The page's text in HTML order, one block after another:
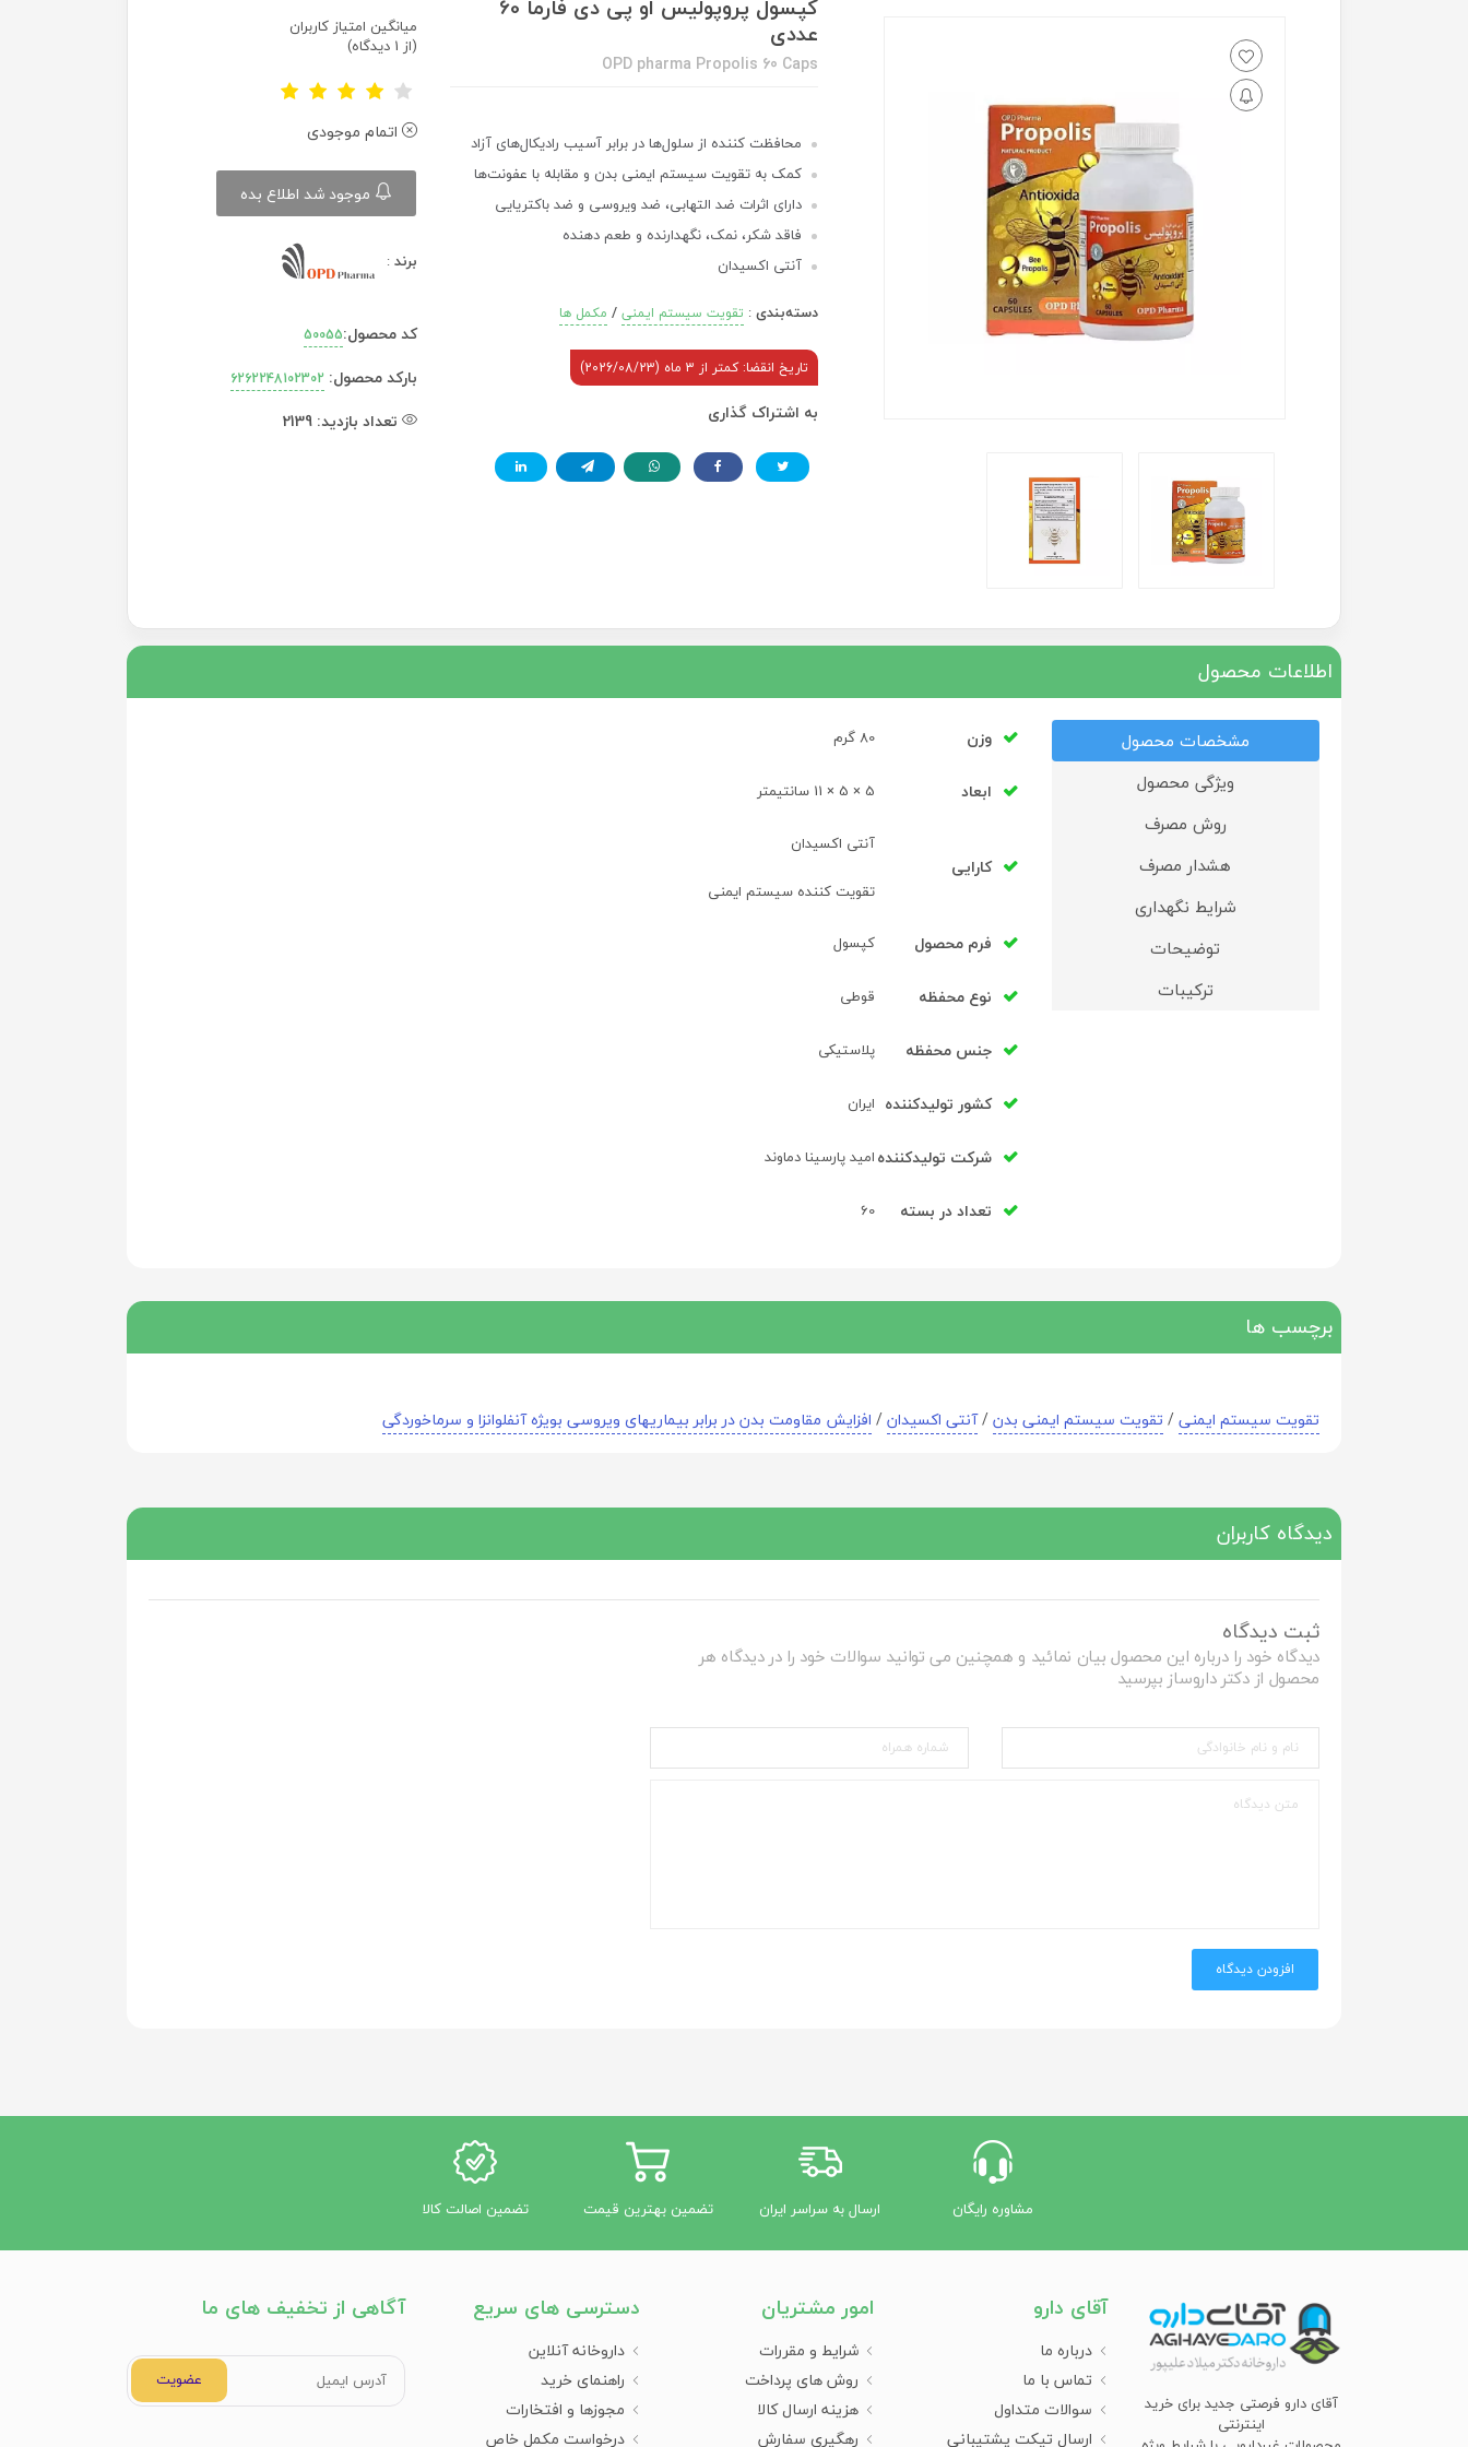
کپسول پروپولیس او پی دی فارما 60
عددی
OPD pharma Propolis 60 Caps
محافظت کننده از سلول‌ها در برابر آسیب رادیکال‌های آزاد
کمک به تقویت سیستم ایمنی بدن و مقابله با عفونت‌ها
دارای اثرات ضد التهابی، ضد ویروسی و ضد باکتریایی
فاقد شکر، نمک، نگهدارنده و طعم دهنده
آنتی اکسیدان
دسته‌بندی: تقویت سیستم ایمنی / مکمل ها
تاریخ انقضا: کمتر از 3 ماه (2026/08/23)
به اشتراک گذاری
میانگین امتیاز کاربران
(از 1 دیدگاه)
اتمام موجودی
موجود شد اطلاع بده
برند:
کد محصول:50055
بارکد محصول:6262248102302
تعداد بازدید:2139
اطلاعات محصول
مشخصات محصول
ویژگی محصول
روش مصرف
هشدار مصرف
شرایط نگهداری
توضیحات
ترکیبات
وزن 80 گرم
ابعاد 5 × 5 × 11 سانتیمتر
کارایی
آنتی اکسیدان
تقویت کننده سیستم ایمنی
فرم محصول کپسول
نوع محفظه قوطی
جنس محفظه پلاستیکی
کشور تولید‎کننده ایران
شرکت تولید‎کننده امید پارسینا دماوند
تعداد در بسته 60
برچسب ها
تقویت سیستم ایمنی/ تقویت سیستم ایمنی بدن/آنتی اکسیدان/ افزایش مقاومت بدن در برابر بیماریهای ویروسی بویژه آنفلوانزا و سرماخوردگی
دیدگاه کاربران
ثبت دیدگاه
دیدگاه خود را درباره این محصول بیان نمائید و همچنین می توانید سوالات خود را در دیدگاه هر
محصول از دکتر داروساز بپرسید
افزودن دیدگاه
مشاوره رایگان ارسال به سراسر ایران تضمین بهترین قیمت تضمین اصالت کالا
آقای دارو فرصتی جدید برای خرید
اینترنتی
آقای دارو
درباره ما
تماس با ما
سوالات متداول
ارسال تیکت پشتیبانی
امور مشتریان
شرایط و مقررات
روش های پرداخت
هزینه ارسال کالا
رهگیری سفارش
دسترسی های سریع
داروخانه آنلاین
راهنمای خرید
مجوزها و افتخارات
درخواست مکمل خاص
آگاهی از تخفیف های ما
عضویت